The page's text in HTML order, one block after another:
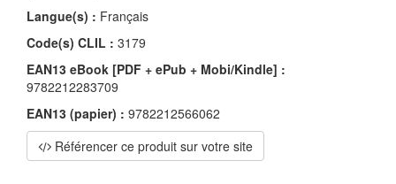
Langue(s) : Français
Code(s) CLIL : 3179
EAN13 eBook [PDF + ePub + Mobi/Kindle] :
9782212283709
EAN13 (papier) : 9782212566062
Référencer ce produit sur votre site